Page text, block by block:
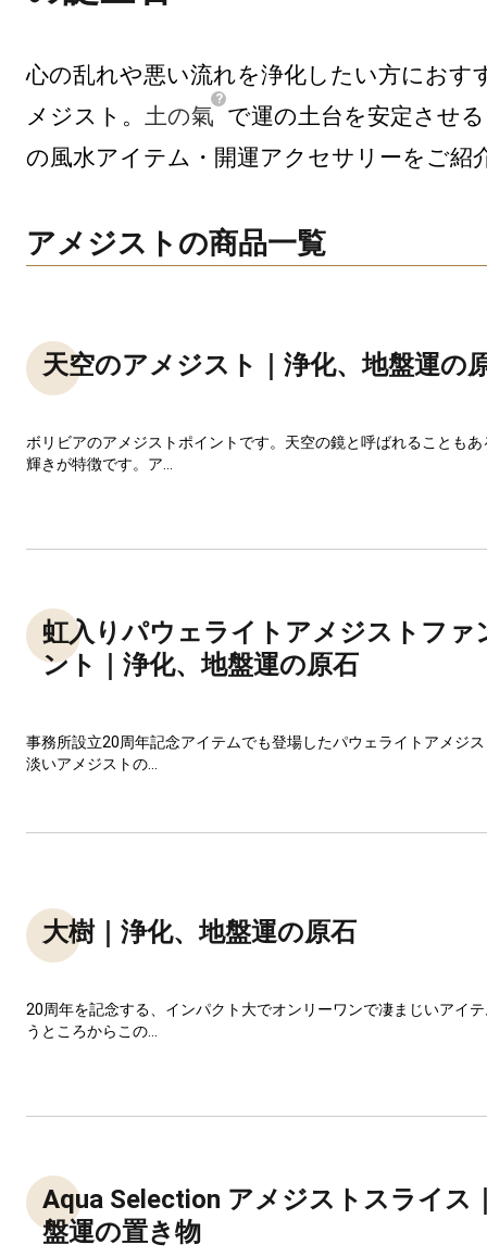
心の乱れや悪い流れを浄化したい方におす
メジスト。 土の氣 で運の土台を安定させ
の風水アイテム・開運アクセサリーをご紹
アメジストの商品一覧
天空のアメジスト｜浄化、地盤運の
ボリビアのアメジストポイントです。天空の鏡と呼ばれることも
輝きが特徴です。ア...
虹入りパウェライトアメジストファ
ント｜浄化、地盤運の原石
事務所設立20周年記念アイテムでも登場したパウェライトアメジ
淡いアメジストの...
大樹｜浄化、地盤運の原石
20周年を記念する、インパクト大でオンリーワンで凄まじいアイ
うところからこの...
Aqua Selection アメジストスライス
盤運の置き物